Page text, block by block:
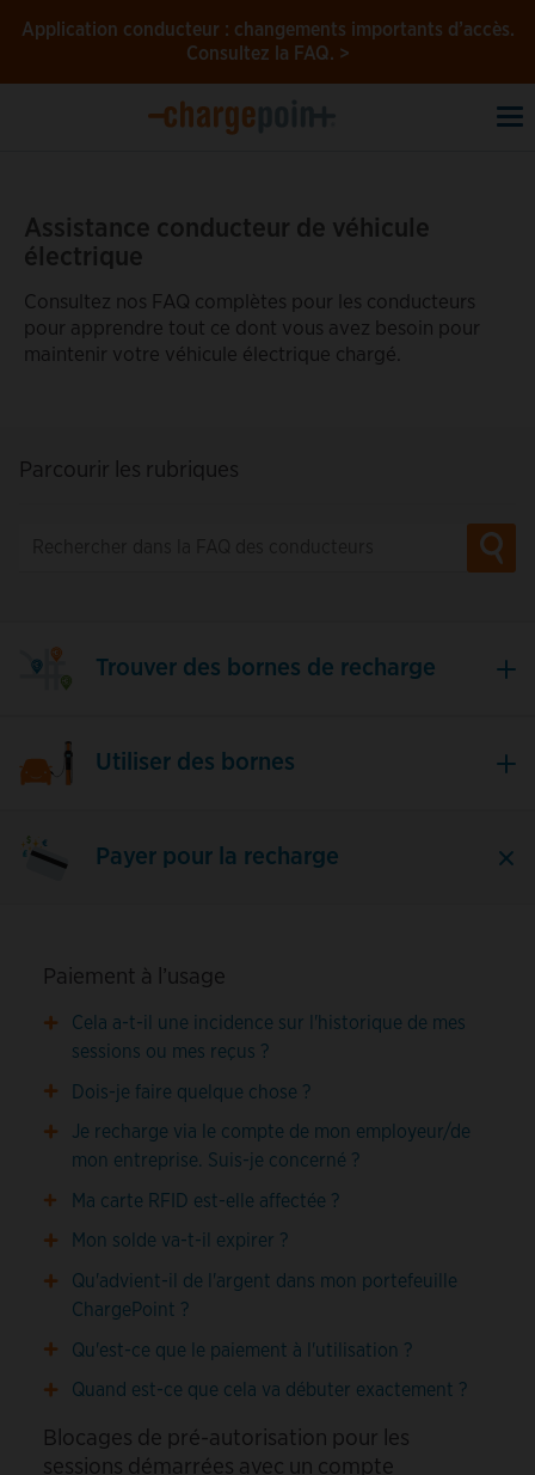
Application conducteur : changements importants d’accès.
Consultez la FAQ. >
Assistance conducteur de véhicule
électrique
Consultez nos FAQ complètes pour les conducteurs
pour apprendre tout ce dont vous avez besoin pour
maintenir votre véhicule électrique chargé.
Parcourir les rubriques
Trouver des bornes de recharge
Utiliser des bornes
Payer pour la recharge
Paiement à l’usage
Cela a-t-il une incidence sur l'historique de mes
sessions ou mes reçus ?
Dois-je faire quelque chose ?
Je recharge via le compte de mon employeur/de
mon entreprise. Suis-je concerné ?
Ma carte RFID est-elle affectée ?
Mon solde va-t-il expirer ?
Qu'advient-il de l'argent dans mon portefeuille
ChargePoint ?
Qu'est-ce que le paiement à l'utilisation ?
Quand est-ce que cela va débuter exactement ?
Blocages de pré-autorisation pour les
sessions démarrées avec un compte